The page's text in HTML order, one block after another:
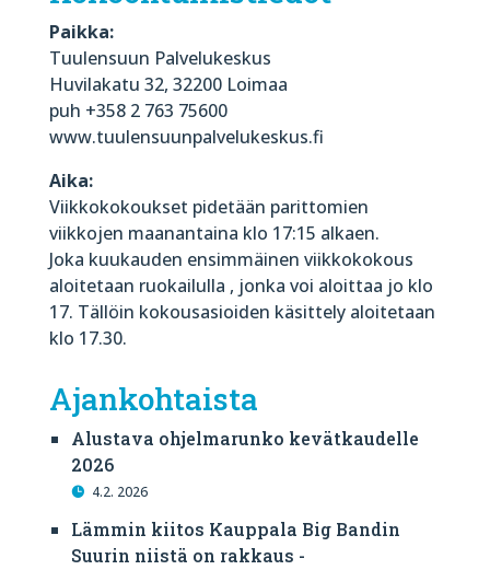
Paikka:
Tuulensuun Palvelukeskus
Huvilakatu 32, 32200 Loimaa
puh +358 2 763 75600
www.tuulensuunpalvelukeskus.fi
Aika:
Viikkokokoukset pidetään parittomien
viikkojen maanantaina klo 17:15 alkaen.
Joka kuukauden ensimmäinen viikkokokous
aloitetaan ruokailulla , jonka voi aloittaa jo klo
17. Tällöin kokousasioiden käsittely aloitetaan
klo 17.30.
Ajankohtaista
Alustava ohjelmarunko kevätkaudelle
2026
4.2. 2026
Lämmin kiitos Kauppala Big Bandin
Suurin niistä on rakkaus -